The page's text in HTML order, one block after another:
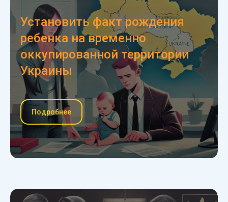
Установить факт рождения
ребенка на временно
оккупированной территории
Украины
Подробнее